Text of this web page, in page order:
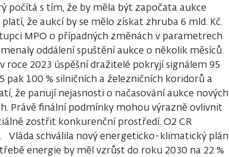
počítá s tím, že by měla být započata aukce
že aukcí by se mělo získat zhruba 6 mld. Kč.
MPO o případných změnách v parametrech
oddálení spuštění aukce o několik měsíců.
2023 úspěšní dražitelé pokryjí signálem 95
pak 100 % silničních a železničních koridorů a
že panují nejasnosti o načasování aukce nových
Právě finální podmínky mohou výrazně ovlivnit
zostřit konkurenční prostředí. O2 CR
Vláda schválila nový energeticko-klimatický plán
energie by měl vzrůst do roku 2030 na 22 %